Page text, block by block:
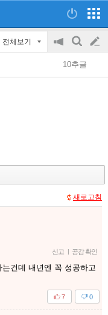
전체보기
공
지
on/off
검
색
글
쓰
10추글
새로고침
신고 | 공감 확인
건데 내년엔 꼭 성공하고
0
7